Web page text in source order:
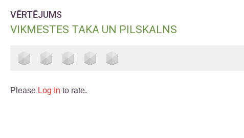
VĒRTĒJUMS
VIKMESTES TAKA UN PILSKALNS
Please Log In to rate.